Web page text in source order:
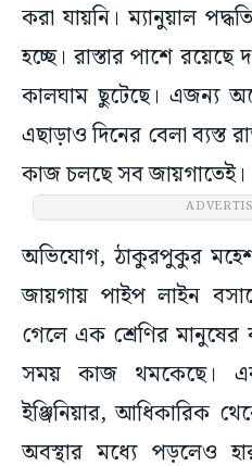
করা যায়নি। ম্যানুয়াল
হচ্ছে। রাস্তার পাশে
কালঘাম ছুটেছে। এজন্য
এছাড়াও দিনের বেলা ব্যস্ত
কাজ চলছে সব জায়গাতেই।
অভিযোগ, ঠাকুরপুকুর
জায়গায় পাইপ লাইন
গেলে এক শ্রেণির
সময় কাজ থমকেছে।
ইঞ্জিনিয়ার, আধিকারিক
অবস্থার মধ্যে পড়লেও